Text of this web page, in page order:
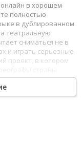
онлайн в хорошем
полностью
в дублированном
театральную
сниматься не в
и играть серьезные
проект, в котором